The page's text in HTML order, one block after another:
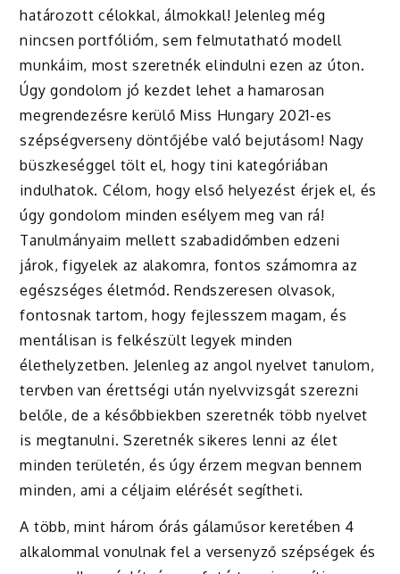
határozott célokkal, álmokkal! Jelenleg még
nincsen portfólióm, sem felmutatható modell
munkáim, most szeretnék elindulni ezen az úton.
Úgy gondolom jó kezdet lehet a hamarosan
megrendezésre kerülő Miss Hungary 2021-es
szépségverseny döntőjébe való bejutásom! Nagy
büszkeséggel tölt el, hogy tini kategóriában
indulhatok. Célom, hogy első helyezést érjek el, és
úgy gondolom minden esélyem meg van rá!
Tanulmányaim mellett szabadidőmben edzeni
járok, figyelek az alakomra, fontos számomra az
egészséges életmód. Rendszeresen olvasok,
fontosnak tartom, hogy fejlesszem magam, és
mentálisan is felkészült legyek minden
élethelyzetben. Jelenleg az angol nyelvet tanulom,
tervben van érettségi után nyelvvizsgát szerezni
belőle, de a későbbiekben szeretnék több nyelvet
is megtanulni. Szeretnék sikeres lenni az élet
minden területén, és úgy érzem megvan bennem
minden, ami a céljaim elérését segítheti.
A több, mint három órás gálaműsor keretében 4
alkalommal vonulnak fel a versenyző szépségek és